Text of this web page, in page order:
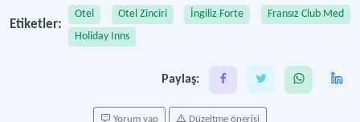
Etiketler:
Otel Otel Zinciri İngiliz Forte
Fransız Club Med
Holiday Inns
Paylaş:
Yorum yap Düzeltme önerisi